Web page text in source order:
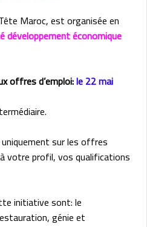
Maroc, est organisée en
développement économique
offres d’emploi:le 22 mai
sur les offres
votre profil, vos qualifications
initiative sont: le
génie et